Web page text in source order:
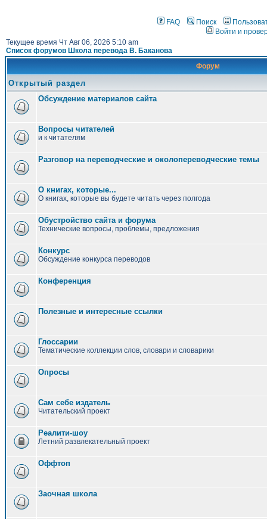
FAQ Поиск
Войти и
Текущее время Чт Авг 06, 2026 5:10 am
Список форумов Школа перевода В. Баканова
Форум
Открытый раздел
Обсуждение материалов сайта
Вопросы читателей
и к читателям
Разговор на переводческие и околопереводческие темы
О книгах, которые...
О книгах, которые вы будете читать через полгода
Обустройство сайта и форума
Технические вопросы, проблемы, предложения
Конкурс
Обсуждение конкурса переводов
Конференция
Полезные и интересные ссылки
Глоссарии
Тематические коллекции слов, словари и словарики
Опросы
Сам себе издатель
Читательский проект
Реалити-шоу
Летний развлекательный проект
Оффтоп
Заочная школа